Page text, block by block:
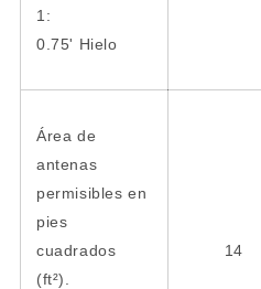
1:
0.75' Hielo
Área de
antenas
permisibles en
pies
cuadrados
(ft²).
14